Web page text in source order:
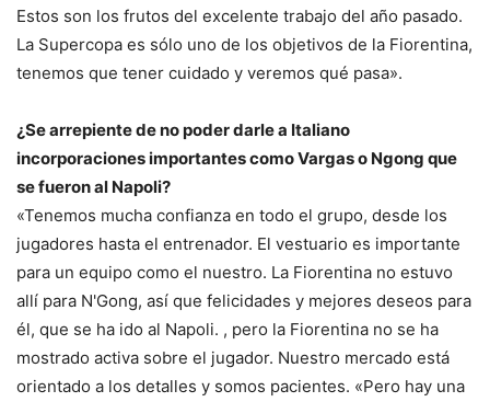
Estos son los frutos del excelente trabajo del año pasado.
La Supercopa es sólo uno de los objetivos de la Fiorentina,
tenemos que tener cuidado y veremos qué pasa».
¿Se arrepiente de no poder darle a Italiano
incorporaciones importantes como Vargas o Ngong que
se fueron al Napoli?
«Tenemos mucha confianza en todo el grupo, desde los
jugadores hasta el entrenador. El vestuario es importante
para un equipo como el nuestro. La Fiorentina no estuvo
allí para N'Gong, así que felicidades y mejores deseos para
él, que se ha ido al Napoli. , pero la Fiorentina no se ha
mostrado activa sobre el jugador. Nuestro mercado está
orientado a los detalles y somos pacientes. «Pero hay una